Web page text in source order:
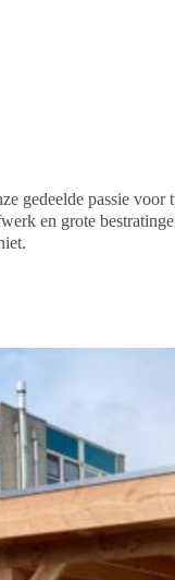
gedeelde passie
en grote